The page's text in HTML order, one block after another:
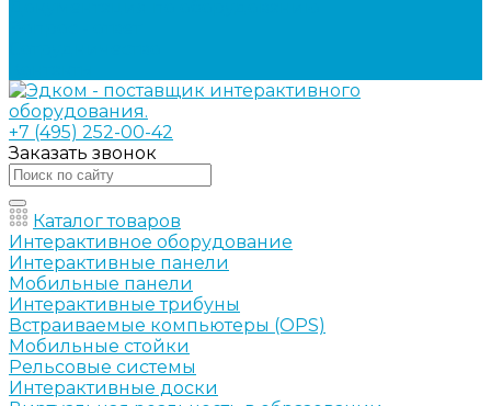
+7 (495) 252-00-42
Заказать звонок
Каталог товаров
Интерактивное оборудование
Интерактивные панели
Мобильные панели
Интерактивные трибуны
Встраиваемые компьютеры (OPS)
Мобильные стойки
Рельсовые системы
Интерактивные доски